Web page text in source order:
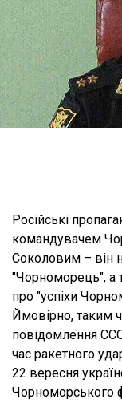
Російські
командувачем
Соколовим – він
"Чорноморець", а
про "успіхи
Ймовірно, таким
повідомлення
час ракетного
22 вересня
Чорноморського